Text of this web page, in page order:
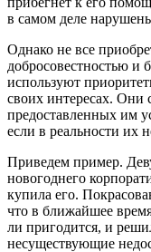
в самом деле
Однако не все
добросовестностью и
используют
своих интересах. Они
предоставленных им
если в реальности их
Приведем пример.
новогоднего
купила его.
что в ближайшее
ли пригодится, и
несуществующие